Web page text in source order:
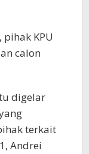
KPU
calon
digelar
terkait
Andrei